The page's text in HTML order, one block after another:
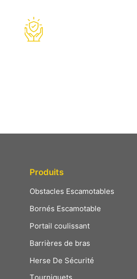
Produits
Obstacles Escamotables
Bornés Escamotable
Portail coulissant
Barrières de bras
Herse De Sécurité